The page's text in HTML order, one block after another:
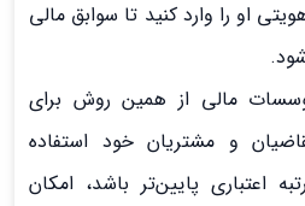
او را وارد کنید تا سوابق مالی
مالی از همین روش برای
و مشتریان خود استفاده
اعتباری پایین‌تر باشد، امکان